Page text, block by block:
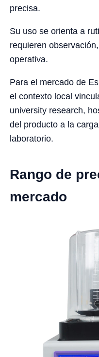
precisa.
Su uso se orienta a
requieren
operativa.
Para el mercado de
el contexto local
university research,
del producto a la
laboratorio.
Rango de
mercado